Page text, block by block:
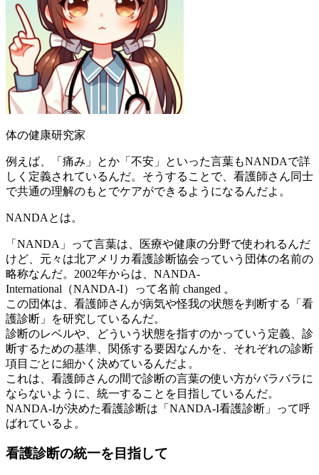
体の健康研究家
例えば、「痛み」とか「不安」といった言葉もNANDAで詳
しく定義されているんだ。そうすることで、看護師さん同士
で共通の理解のもとでケアができるようになるんだよ。
NANDAとは。
「NANDA」って言葉は、医療や健康の分野で使われるんだ
けど、元々は北アメリカ看護診断協会っていう団体の名前の
略称なんだ。2002年からは、NANDA-
International（NANDA-I）って名前 changed 。
この団体は、看護師さんが病気や怪我の状態を判断する「看
護診断」を研究しているんだ。
診断のレベルや、どういう状態を指すのかっていう定義、診
断するための基準、関係する要因なんかを、それぞれの診断
項目ごとに細かく決めているんだよ。
これは、看護師さんの間で診断の言葉の使い方がバラバラに
ならないように、統一することを目指しているんだ。
NANDA-Iが決めた看護診断は「NANDA-I看護診断」って呼
ばれているよ。
看護診断の統一を目指して